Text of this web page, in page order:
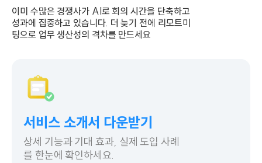
이미 수많은 경쟁사가 AI로 회의 시간을 단축하고
성과에 집중하고 있습니다. 더 늦기 전에 리모트미
팅으로 업무 생산성의 격차를 만드세요
서비스 소개서 다운받기
상세 기능과 기대 효과, 실제 도입 사례
를 한눈에 확인하세요.